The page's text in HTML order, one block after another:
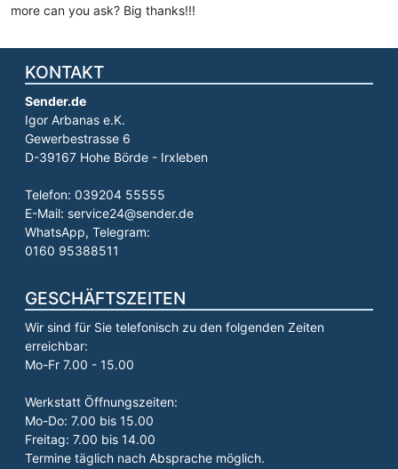
more can you ask? Big thanks!!!
KONTAKT
Sender.de
Igor Arbanas e.K.
Gewerbestrasse 6
D-39167 Hohe Börde - Irxleben
Telefon: 039204 55555
E-Mail: service24@sender.de
WhatsApp, Telegram:
0160 95388511
GESCHÄFTSZEITEN
Wir sind für Sie telefonisch zu den folgenden Zeiten
erreichbar:
Mo-Fr 7.00 - 15.00
Werkstatt Öffnungszeiten:
Mo-Do: 7.00 bis 15.00
Freitag: 7.00 bis 14.00
Termine täglich nach Absprache möglich.